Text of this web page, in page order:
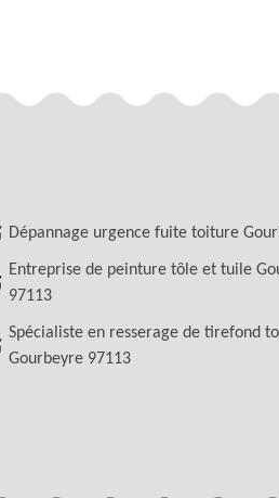
Dépannage urgence fuite toiture
Entreprise de peinture tôle et tuile
97113
Spécialiste en resserage de tirefond
Gourbeyre 97113